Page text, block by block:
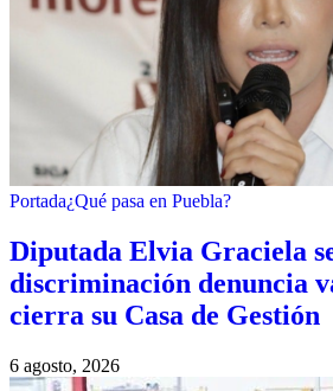
Portada¿Qué pasa en Puebla?
Diputada Elvia Graciela
discriminación denuncia
cierra su Casa de Gestión
6 agosto, 2026